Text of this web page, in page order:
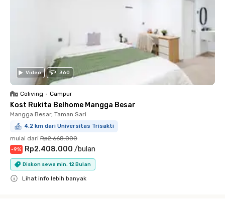
Video 360
Coliving • Campur
Kost Rukita Belhome Mangga Besar
Mangga Besar, Taman Sari
4.2 km dari Universitas Trisakti
mulai dari Rp2.668.000
-9% Rp2.408.000 /bulan
Diskon sewa min. 12 Bulan
Lihat info lebih banyak